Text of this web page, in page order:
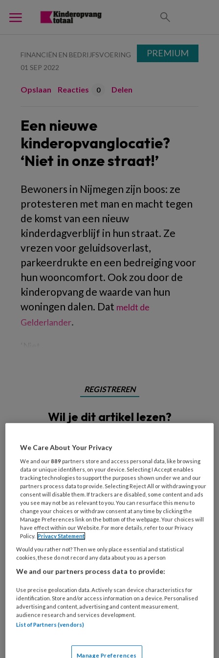
FINANCIËN EN BEDRIJFSVOERING
01 SEP 2022
Opslaan Reacties 0 Delen
Een nieuwe
kinderopvanglocatie?
‘Niet in onze straat!’
Bewoners in Nijmegen zijn boos: ze
protesteren met man en macht tegen
de komst van een nieuw
kinderdagverblijf in hun straat. Ze
vrezen voor geluidsoverlast,
parkeerdrukte en een bedreiging voor
hun wooncomfort. Ook zou door de
kinderopvang de waarde van hun
woningen dalen. Dat meldt de
Gelderlander.
REGISTREREN
Wil je dit artikel lezen?
artikelen gratis per maand
Al een account of abonnement?Log dan in
Wat
is
je
e-
mailadres?
* *
Kies
je
wachtwoord* *
je
functie *
Bij
welke
PREMIUM
We Care About Your Privacy
We and our889 partners store and access personal data, like browsing
data or unique identifiers, on your device. Selecting I Accept enables
tracking technologies to support the purposes shown under we and our
partners process data to provide. Selecting Reject All or withdrawing your
consent will disable them. If trackers are disabled, some content and ads
you see may not be as relevant to you. You can resurface this menu to
change your choices or withdraw consent at any time by clicking the
Manage Preferences link on the bottom of the webpage. Your choices will
have effect within our Website. For more details, refer to our Privacy
Policy. Privacy Statement
Would you rather not? Then we only place essential and statistical
cookies, these do not record any data about you as a person
We and our partners process data to provide:
Use precise geolocation data. Actively scan device characteristics for
identification. Store and/or access information on a device. Personalised
advertising and content, advertising and content measurement,
audience research and services development.
List of Partners (vendors)
Manage Preferences